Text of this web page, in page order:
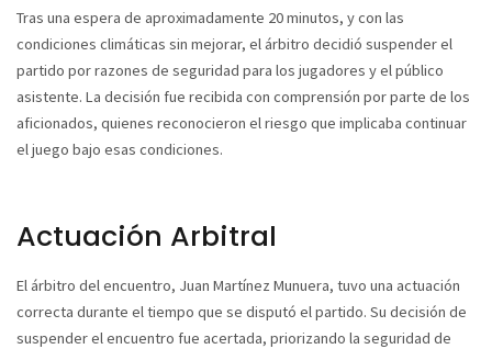
Tras una espera de aproximadamente 20 minutos, y con las
condiciones climáticas sin mejorar, el árbitro decidió suspender el
partido por razones de seguridad para los jugadores y el público
asistente. La decisión fue recibida con comprensión por parte de los
aficionados, quienes reconocieron el riesgo que implicaba continuar
el juego bajo esas condiciones.
Actuación Arbitral
El árbitro del encuentro, Juan Martínez Munuera, tuvo una actuación
correcta durante el tiempo que se disputó el partido. Su decisión de
suspender el encuentro fue acertada, priorizando la seguridad de